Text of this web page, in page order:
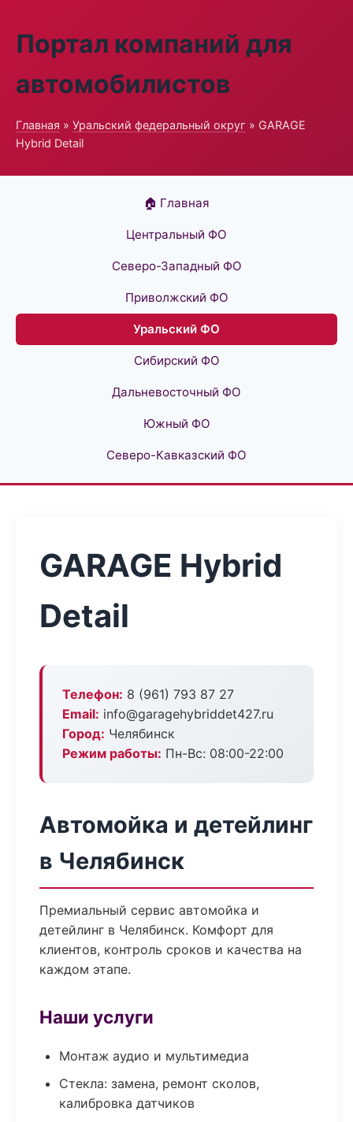
Портал компаний для
автомобилистов
Главная » Уральский федеральный округ » GARAGE
Hybrid Detail
🏠 Главная
Центральный ФО
Северо-Западный ФО
Приволжский ФО
Уральский ФО
Сибирский ФО
Дальневосточный ФО
Южный ФО
Северо-Кавказский ФО
GARAGE Hybrid
Detail
Телефон: 8 (961) 793 87 27
Email: info@garagehybriddet427.ru
Город: Челябинск
Режим работы: Пн-Вс: 08:00-22:00
Автомойка и детейлинг
в Челябинск
Премиальный сервис автомойка и
детейлинг в Челябинск. Комфорт для
клиентов, контроль сроков и качества на
каждом этапе.
Наши услуги
Монтаж аудио и мультимедиа
Стекла: замена, ремонт сколов,
калибровка датчиков